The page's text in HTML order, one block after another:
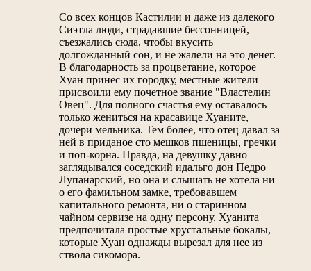
Со всех концов Кастилии и даже из далекого
Сиэтла люди, страдавшие бессонницей,
съезжались сюда, чтобы вкусить
долгожданный сон, и не жалели на это денег.
В благодарность за процветание, которое
Хуан принес их городку, местные жители
присвоили ему почетное звание "Властелин
Овец". Для полного счастья ему оставалось
только жениться на красавице Хуаните,
дочери мельника. Тем более, что отец давал за
ней в приданое сто мешков пшеницы, гречки
и поп-корна. Правда, на девушку давно
заглядывался соседский идальго дон Педро
Лупанарский, но она и слышать не хотела ни
о его фамильном замке, требовавшем
капитального ремонта, ни о старинном
чайном сервизе на одну персону. Хуанита
предпочитала простые хрустальные бокалы,
которые Хуан однажды вырезал для нее из
ствола сикомора.